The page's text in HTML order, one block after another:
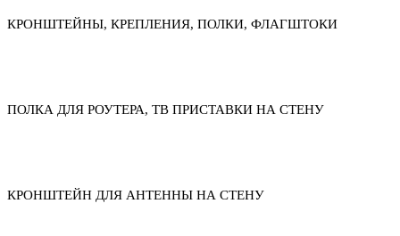
КРОНШТЕЙНЫ, КРЕПЛЕНИЯ, ПОЛКИ, ФЛАГШТОКИ
ПОЛКА ДЛЯ РОУТЕРА, ТВ ПРИСТАВКИ НА СТЕНУ
КРОНШТЕЙН ДЛЯ АНТЕННЫ НА СТЕНУ